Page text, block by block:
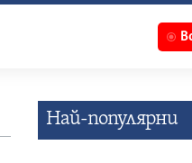
Най-популярни